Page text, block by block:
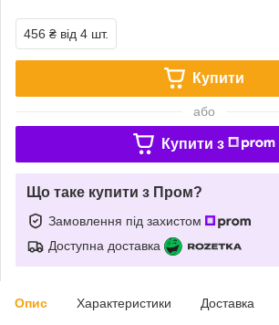
456 ₴ від 4 шт.
Купити
або
Купити з
Що таке купити з Пром?
Замовлення під захистом
Доступна доставка
Опис Характеристики Доставка